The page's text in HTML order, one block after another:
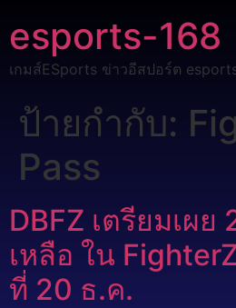
esports-168
เกมส์ESports ข่าวอีสปอร์ต
ป้ายกำกับ:
Pass
DBFZ เตรียมเผย
เหลือ ใน
ที่ 20 ธ.ค.